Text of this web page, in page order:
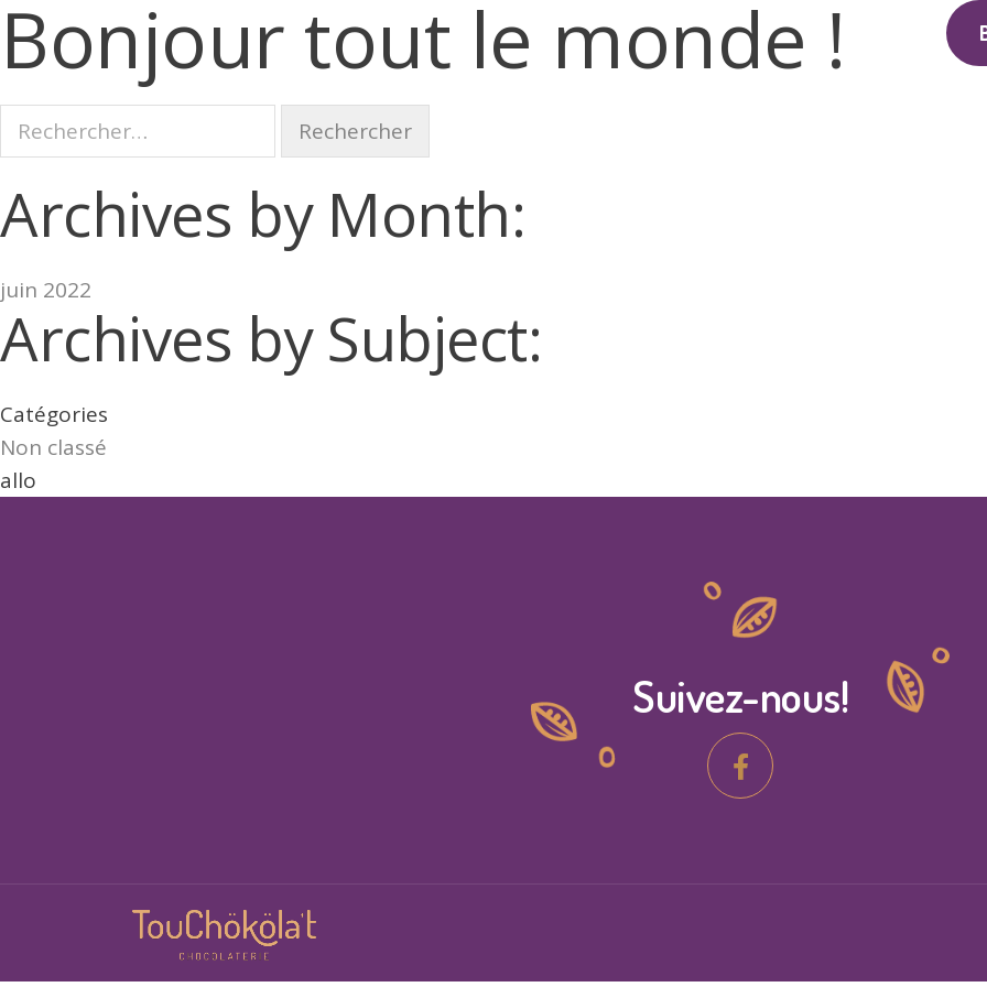
Bonjour tout le monde !
e
h
r
h
r
:
Archives by Month:
juin 2022
Archives by Subject:
Catégories
Non classé
allo
Suivez-nous!